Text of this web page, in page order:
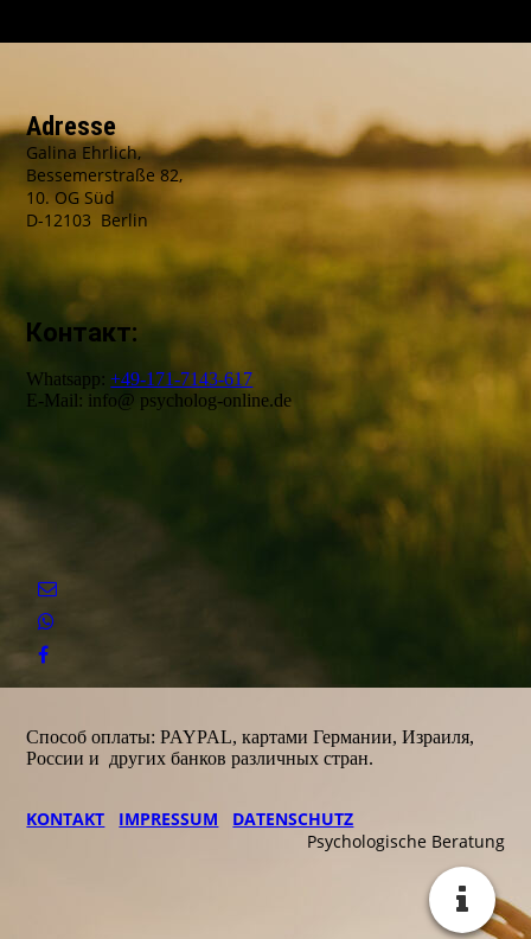
Adresse
Galina Ehrlich,
Bessemerstraße 82,
10. OG Süd
D-12103 Berlin
Контакт:
Whatsapp:+49-171-7143-617
E-Mail: info@ psycholog-online.de
Способ оплаты: PAYPAL, картами Германии, Израиля,
России и других банков различных стран.
KONTAKT IMPRESSUM
DATENSCHUTZ
Psychologische Beratung